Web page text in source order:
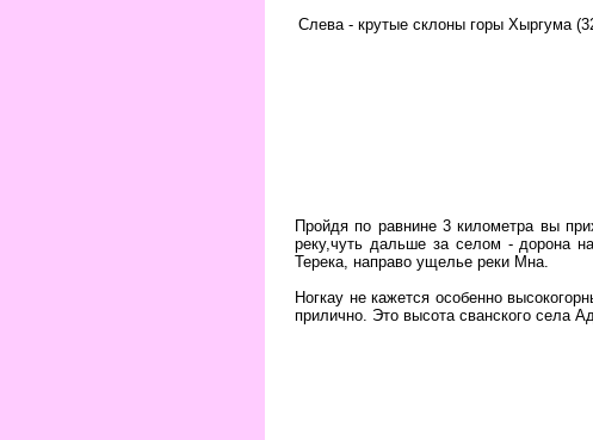
Слева - крутые склоны горы Хыргума
Пройдя по равнине 3 километра вы
реку,чуть дальше за селом - дорона
Терека, направо ущелье реки Мна.
Ногкау не кажется особенно
прилично. Это высота сванского села